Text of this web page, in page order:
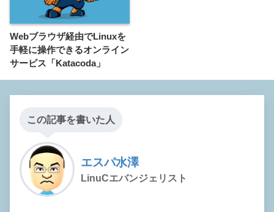
Webブラウザ経由でLinuxを
手軽に操作できるオンライン
サービス「Katacoda」
この記事を書いた人
エスパ水澤
LinuCエバンジェリスト